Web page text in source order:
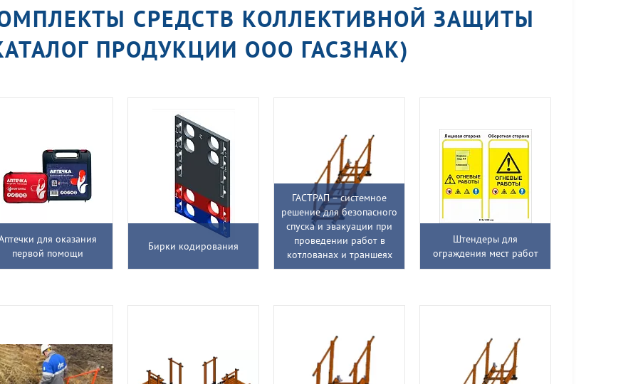
СРЕДСТВ КОЛЛЕКТИВНОЙ ЗАЩИТЫ
ПРОДУКЦИИ ООО ГАСЗНАК)
для оказания
первой помощи
Бирки кодирования
ГАСТРАП – системное
решение для безопасного
спуска и эвакуации при
проведении работ в
котлованах и траншеях
Штендеры для
ограждения мест работ